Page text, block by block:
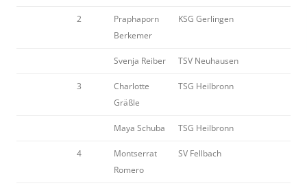
2
Praphaporn
Berkemer
KSG Gerlingen
Svenja Reiber TSV Neuhausen
3
Charlotte
Gräßle
TSG Heilbronn
Maya Schuba TSG Heilbronn
4
Montserrat
Romero
SV Fellbach